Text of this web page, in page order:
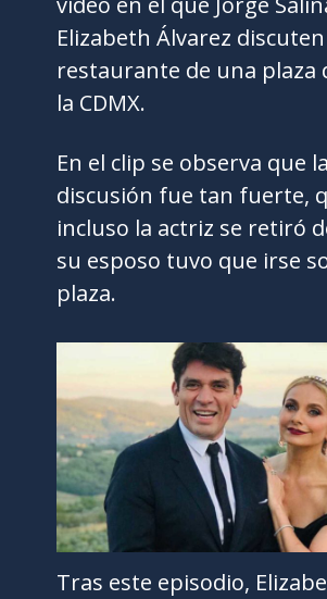
Elizabeth Álvarez
restaurante de una plaza
la CDMX.
En el clip se observa que la
discusión fue tan fuerte,
incluso la actriz se retiró
su esposo tuvo que irse
plaza.
Tras este episodio,